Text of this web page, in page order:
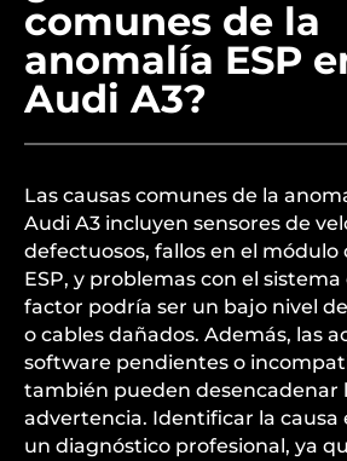
comunes de la
anomalía ESP
Audi A3?
Las causas comunes de la
Audi A3 incluyen sensores de
defectuosos, fallos en el módulo
ESP, y problemas con el
factor podría ser un bajo nivel
o cables dañados. Además, las
software pendientes o
también pueden desencadenar
advertencia. Identificar la causa
un diagnóstico profesional, ya